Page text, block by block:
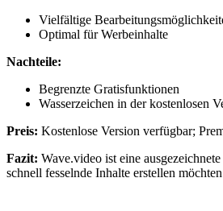
Vielfältige
Optimal für Werbeinhalte
Nachteile:
Begrenzte Gratisfunktionen
Wasserzeichen in der kostenlosen
Preis: Kostenlose Version verfügbar;
Fazit: Wave.video ist eine
schnell fesselnde Inhalte erstellen